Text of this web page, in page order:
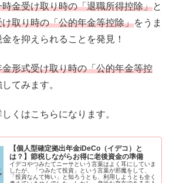
時金受け取り時の「退職所得控除」と
取り時の「公的年金等控除」をうま
を抑えられることを発見！
金形式受け取り時の「公的年金等控
てみます。
くはこちらになります。
【個人型確定拠出年金iDeCo（イデコ）と
は？】節税しながらお得に老後資金の準備
イデコやつみたてニーサという言葉はよく耳にしていま
したが、「つみたて投資」という言葉が邪魔をして、
「投資なんて怖い」と知ろうとも、利用しようとも全く